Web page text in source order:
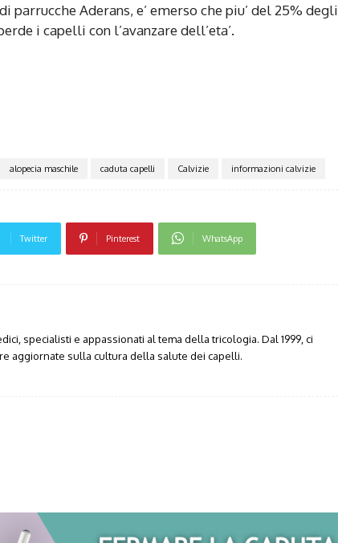
Aderans, e’ emerso che piu’ del 25% degli
i capelli con l’avanzare dell’eta’.
alopecia maschile caduta capelli Calvizie informazioni calvizie
Twitter Pinterest WhatsApp
specialisti e appassionati al tema della tricologia. Dal 1999, ci
aggiornate sulla cultura della salute dei capelli.